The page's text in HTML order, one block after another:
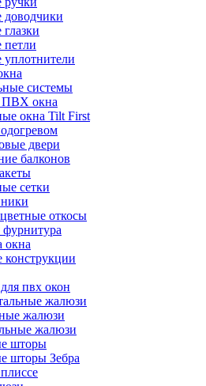
доводчики
петли
системы
ПВХ окна
окна Tilt First
двери
балконов
сетки
откосы
окна
пвх окон
жалюзи
жалюзи
жалюзи
шторы
шторы Зебра